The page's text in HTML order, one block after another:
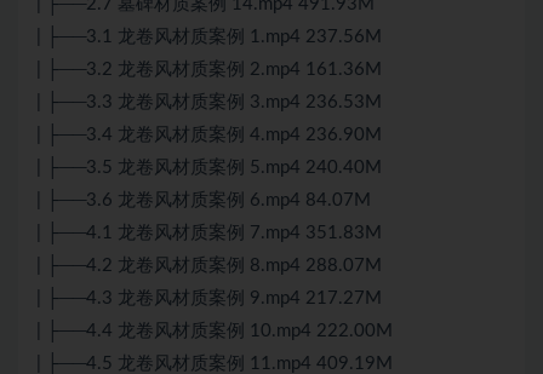
| ├──2.7 墓碑材质案例 14.mp4 491.93M
| ├──3.1 龙卷风材质案例 1.mp4 237.56M
| ├──3.2 龙卷风材质案例 2.mp4 161.36M
| ├──3.3 龙卷风材质案例 3.mp4 236.53M
| ├──3.4 龙卷风材质案例 4.mp4 236.90M
| ├──3.5 龙卷风材质案例 5.mp4 240.40M
| ├──3.6 龙卷风材质案例 6.mp4 84.07M
| ├──4.1 龙卷风材质案例 7.mp4 351.83M
| ├──4.2 龙卷风材质案例 8.mp4 288.07M
| ├──4.3 龙卷风材质案例 9.mp4 217.27M
| ├──4.4 龙卷风材质案例 10.mp4 222.00M
| ├──4.5 龙卷风材质案例 11.mp4 409.19M